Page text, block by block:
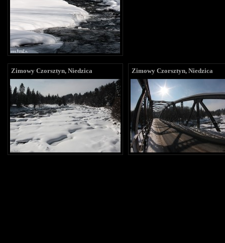
Zimowy Czorsztyn, Niedzica Zimowy Czorsztyn, Niedzica